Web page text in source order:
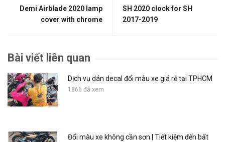
Demi Airblade 2020 lamp
cover with chrome
SH 2020 clock for SH
2017-2019
Bài viết liên quan
Dịch vụ dán decal đổi màu xe giá rẻ tại TPHCM
1866 đã xem
Đổi màu xe không cần sơn | Tiết kiệm đến bất